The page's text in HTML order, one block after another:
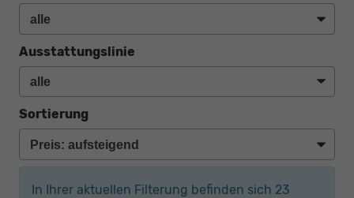
Ausstattungslinie
Sortierung
In Ihrer aktuellen Filterung befinden sich 23